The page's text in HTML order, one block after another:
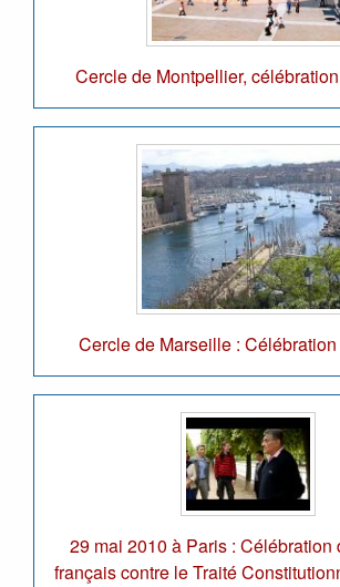
Cercle de Montpellier,
Cercle de Marseille :
29 mai 2010 à Paris : Célébration
français contre le Traité